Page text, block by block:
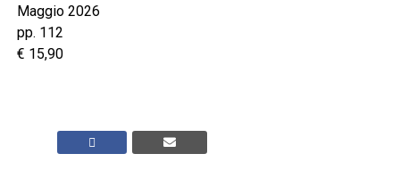
Maggio 2026
pp. 112
€ 15,90